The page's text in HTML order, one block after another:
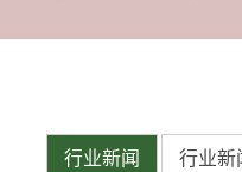
行业新闻 行业新